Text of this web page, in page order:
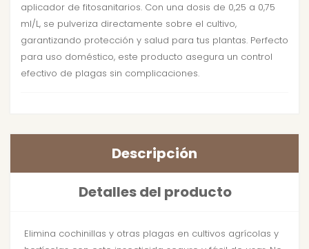
aplicador de fitosanitarios. Con una dosis de 0,25 a 0,75
ml/L, se pulveriza directamente sobre el cultivo,
garantizando protección y salud para tus plantas. Perfecto
para uso doméstico, este producto asegura un control
efectivo de plagas sin complicaciones.
Descripción
Detalles del producto
Elimina cochinillas y otras plagas en cultivos agrícolas y